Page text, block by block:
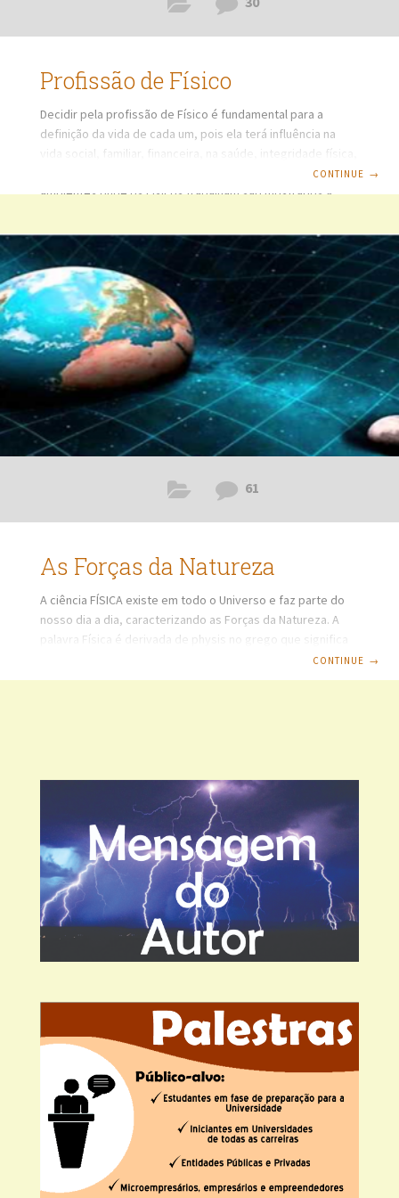
Profissão de Físico
Decidir pela profissão de Físico é fundamental para a
definição da vida de cada um, pois ela terá influência na
vida social, familiar, financeira, na saúde, integridade física,
realização pessoal, entre muitos outros fatores. Alguns
ambientes onde os Físicos trabalham são mostrados a
Física na graduação, muitas vezes, tem o curso confundido
com Educação Física, por terceiros. Na graduação
universitária, o curso pode ser encontrado nas
modalidades de Licenciatura, com objetivo de formar
professores para área de
CONTINUE →
61
As Forças da Natureza
A ciência FÍSICA existe em todo o Universo e faz parte do
nosso dia a dia, caracterizando as Forças da Natureza. A
palavra Física é derivada de physis no grego que significa
Natureza. Mesmo que não observemos, aparece no
cotidiano ao caminharmos, andarmos de bicicleta,
conhecidas que regem o Universo. FORÇAS DA NATUREZA
CONTINUE →